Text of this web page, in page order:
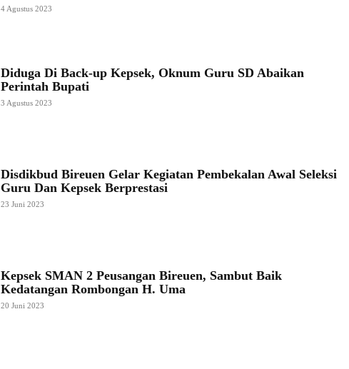
4 Agustus 2023
Diduga Di Back-up Kepsek, Oknum Guru SD Abaikan
Perintah Bupati
3 Agustus 2023
Disdikbud Bireuen Gelar Kegiatan Pembekalan Awal Seleksi
Guru Dan Kepsek Berprestasi
23 Juni 2023
Kepsek SMAN 2 Peusangan Bireuen, Sambut Baik
Kedatangan Rombongan H. Uma
20 Juni 2023